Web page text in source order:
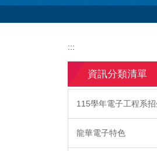
:::
資訊分類清單
115學年電子工程系
龍華電子特色